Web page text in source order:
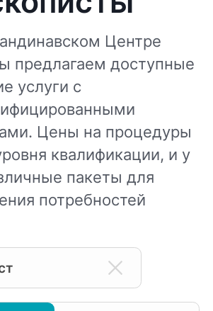
Центре
предлагаем доступные
услуги с
Цены на процедуры
квалификации, и у
пакеты для
потребностей